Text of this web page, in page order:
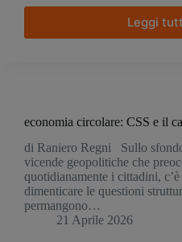
Leggi
E
L’
economia circolare: CSS e il
di Raniero Regni Sullo
vicende geopolitiche che
quotidianamente i cittadini,
dimenticare le questioni
permangono…
21 Aprile 2026